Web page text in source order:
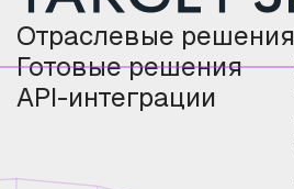
Отраслевые решения
Готовые решения
API-интеграции